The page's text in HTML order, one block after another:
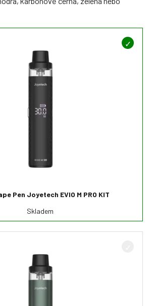
Pen Joyetech EVIO M PRO KIT
Skladem